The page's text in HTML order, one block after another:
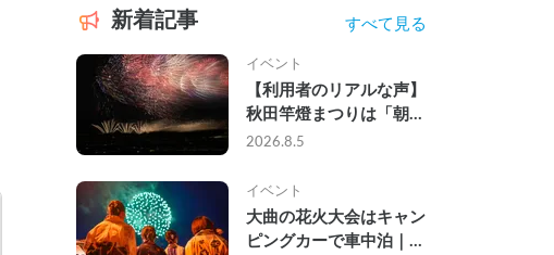
新着記事 すべて見る
イベント
【利用者のリアルな声】
秋田竿燈まつりは「朝か
ら夜まで」の祭り。キャ
組の記録
2026.8.5
イベント
大曲の花火大会はキャン
ピングカーで車中泊｜宿